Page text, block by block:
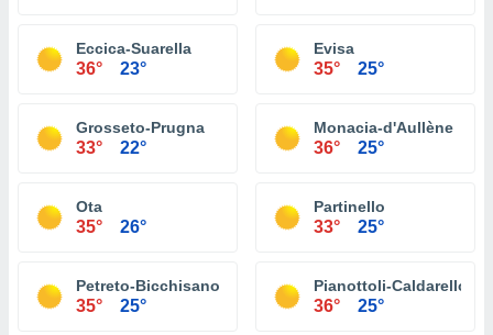
Eccica-Suarella
36° 23°
Evisa
35° 25°
Grosseto-Prugna
33° 22°
Monacia-d'Aullène
36° 25°
Ota
35° 26°
Partinello
33° 25°
Petreto-Bicchisano
35° 25°
Pianottoli-Caldarello
36° 25°